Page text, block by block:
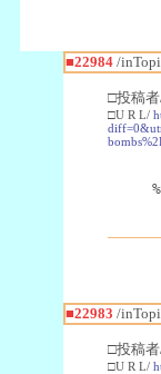
■22984/
□投稿
□U R L/
■22983 /
□投稿
□U R L/